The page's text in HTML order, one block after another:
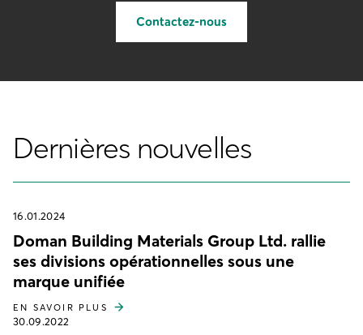
Contactez-nous
Dernières nouvelles
16.01.2024
Doman Building Materials Group Ltd. rallie
ses divisions opérationnelles sous une
marque unifiée
EN SAVOIR PLUS
30.09.2022